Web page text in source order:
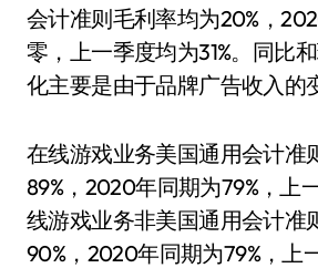
会计准则毛利率均为20%，
零，上一季度均为31%。同比
化主要是由于品牌广告收入的
在线游戏业务美国通用会计准
89%，2020年同期为79%，上
线游戏业务非美国通用会计准
90%，2020年同期为79%，上